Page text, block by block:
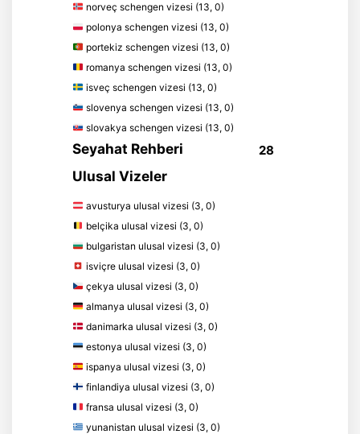
norveç schengen vizesi (13, 0)
polonya schengen vizesi (13, 0)
portekiz schengen vizesi (13, 0)
romanya schengen vizesi (13, 0)
isveç schengen vizesi (13, 0)
slovenya schengen vizesi (13, 0)
slovakya schengen vizesi (13, 0)
Seyahat Rehberi 28
Ulusal Vizeler
avusturya ulusal vizesi (3, 0)
belçika ulusal vizesi (3, 0)
bulgaristan ulusal vizesi (3, 0)
isviçre ulusal vizesi (3, 0)
çekya ulusal vizesi (3, 0)
almanya ulusal vizesi (3, 0)
danimarka ulusal vizesi (3, 0)
estonya ulusal vizesi (3, 0)
ispanya ulusal vizesi (3, 0)
finlandiya ulusal vizesi (3, 0)
fransa ulusal vizesi (3, 0)
yunanistan ulusal vizesi (3, 0)